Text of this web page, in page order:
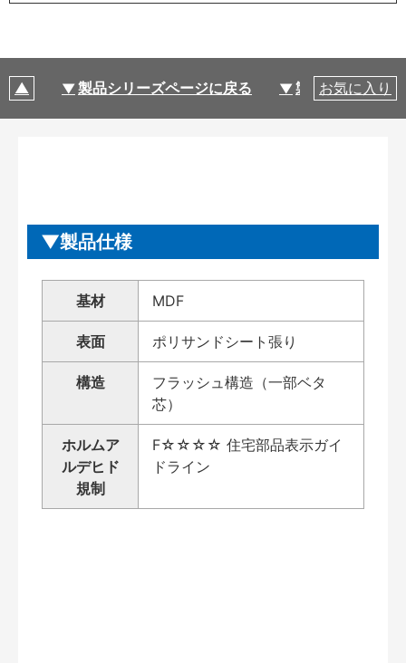
製品シリーズページに戻る 製品仕様
お気に入り
製品仕様
基材 MDF
表面 ポリサンドシート張り
構造
フラッシュ構造（一部ベタ
芯）
ホルムア
ルデヒド
規制
F☆☆☆☆ 住宅部品表示ガイ
ドライン